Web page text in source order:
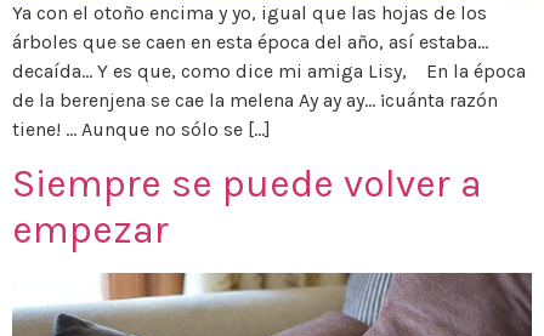
Ya con el otoño encima y yo, igual que las hojas de los
árboles que se caen en esta época del año, así estaba…
decaída… Y es que, como dice mi amiga Lisy, En la época
de la berenjena se cae la melena Ay ay ay… ¡cuánta razón
tiene! … Aunque no sólo se […]
Siempre se puede volver a
empezar